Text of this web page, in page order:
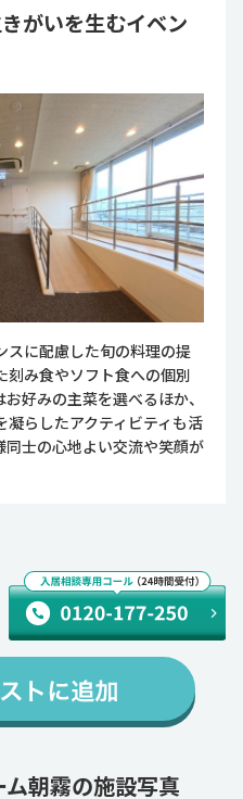
がいを生むイベン
スに配慮した旬の料理の提
刻み食やソフト食への個別
好みの主菜を選べるほか、
らしたアクティビティも活
士の心地よい交流や笑顔が
ム朝霧の施設写真